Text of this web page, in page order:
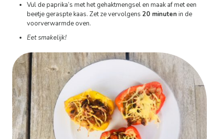
Vul de paprika’s met het gehaktmengsel en maak af met een
beetje geraspte kaas. Zet ze vervolgens 20 minuten in de
voorverwarmde oven.
Eet smakelijk!